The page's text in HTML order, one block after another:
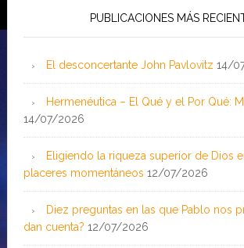
PUBLICACIONES MÁS
El desconcertante John Pavlovitz 14/
Hermenéutica – El Qué y el Por Qué:
14/07/2026
Eligiendo la riqueza superior de Dios
placeres momentáneos 12/07/2026
Diez preguntas en las que Pablo nos
dan cuenta? 12/07/2026